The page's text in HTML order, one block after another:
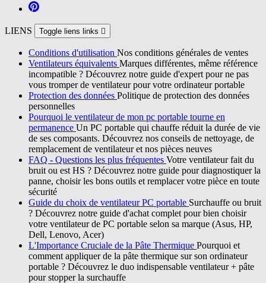
LIENS Toggle liens links 
Conditions d'utilisation Nos conditions générales de ventes
Ventilateurs équivalents Marques différentes, même référence
incompatible ? Découvrez notre guide d'expert pour ne pas
vous tromper de ventilateur pour votre ordinateur portable
Protection des données Politique de protection des données
personnelles
Pourquoi le ventilateur de mon pc portable tourne en
permanence Un PC portable qui chauffe réduit la durée de vie
de ses composants. Découvrez nos conseils de nettoyage, de
remplacement de ventilateur et nos pièces neuves
FAQ - Questions les plus fréquentes Votre ventilateur fait du
bruit ou est HS ? Découvrez notre guide pour diagnostiquer la
panne, choisir les bons outils et remplacer votre pièce en toute
sécurité
Guide du choix de ventilateur PC portable Surchauffe ou bruit
? Découvrez notre guide d'achat complet pour bien choisir
votre ventilateur de PC portable selon sa marque (Asus, HP,
Dell, Lenovo, Acer)
L'Importance Cruciale de la Pâte Thermique Pourquoi et
comment appliquer de la pâte thermique sur son ordinateur
portable ? Découvrez le duo indispensable ventilateur + pâte
pour stopper la surchauffe